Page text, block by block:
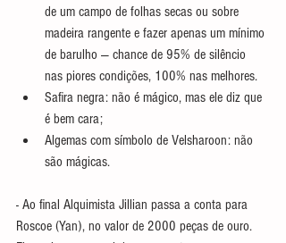
de um campo de folhas secas ou sobre
madeira rangente e fazer apenas um mínimo
de barulho — chance de 95% de silêncio
nas piores condições, 100% nas melhores.
Safira negra: não é mágico, mas ele diz que
é bem cara;
Algemas com símbolo de Velsharoon: não
são mágicas.
- Ao final Alquimista Jillian passa a conta para
Roscoe (Yan), no valor de 2000 peças de ouro.